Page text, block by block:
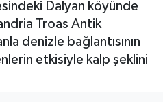
Dalyan köyünde
Troas Antik
denizle bağlantısının
etkisiyle kalp şeklini